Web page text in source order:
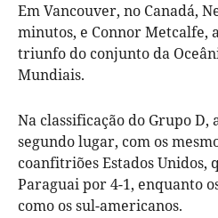
Em Vancouver, no Canadá,
minutos, e Connor Metcalfe,
triunfo do conjunto da
Mundiais.
Na classificação do Grupo D,
segundo lugar, com os
coanfitriões Estados Unidos,
Paraguai por 4-1, enquanto
como os sul-americanos.